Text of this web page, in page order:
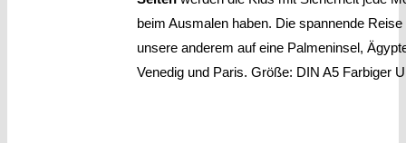
beim Ausmalen haben. Die spannende Reise
unsere anderem auf eine Palmeninsel,
Venedig und Paris. Größe: DIN A5 Farbiger